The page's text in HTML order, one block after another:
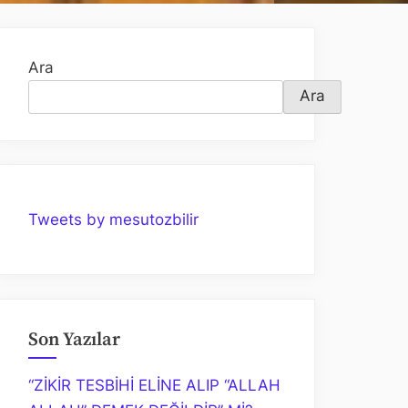
Ara
Ara
Tweets by mesutozbilir
Son Yazılar
“ZİKİR TESBİHİ ELİNE ALIP “ALLAH